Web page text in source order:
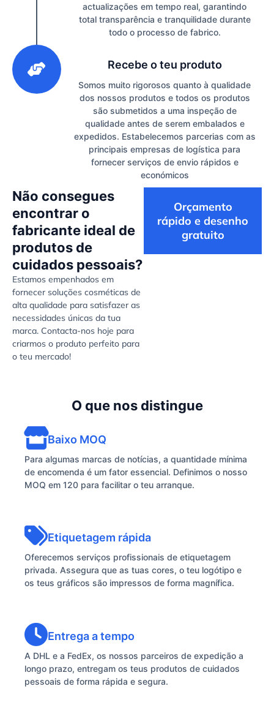
actualizações em tempo real, garantindo
total transparência e tranquilidade durante
todo o processo de fabrico.
Recebe o teu produto
Somos muito rigorosos quanto à qualidade
dos nossos produtos e todos os produtos
são submetidos a uma inspeção de
qualidade antes de serem embalados e
expedidos. Estabelecemos parcerias com as
principais empresas de logística para
fornecer serviços de envio rápidos e
económicos
Não consegues
encontrar o
fabricante ideal de
produtos de
cuidados pessoais?
Estamos empenhados em
fornecer soluções cosméticas de
alta qualidade para satisfazer as
necessidades únicas da tua
marca. Contacta-nos hoje para
criarmos o produto perfeito para
o teu mercado!
Orçamento
rápido e desenho
gratuito
O que nos distingue
Baixo MOQ
Para algumas marcas de notícias, a quantidade mínima
de encomenda é um fator essencial. Definimos o nosso
MOQ em 120 para facilitar o teu arranque.
Etiquetagem rápida
Oferecemos serviços profissionais de etiquetagem
privada. Assegura que as tuas cores, o teu logótipo e
os teus gráficos são impressos de forma magnífica.
Entrega a tempo
A DHL e a FedEx, os nossos parceiros de expedição a
longo prazo, entregam os teus produtos de cuidados
pessoais de forma rápida e segura.